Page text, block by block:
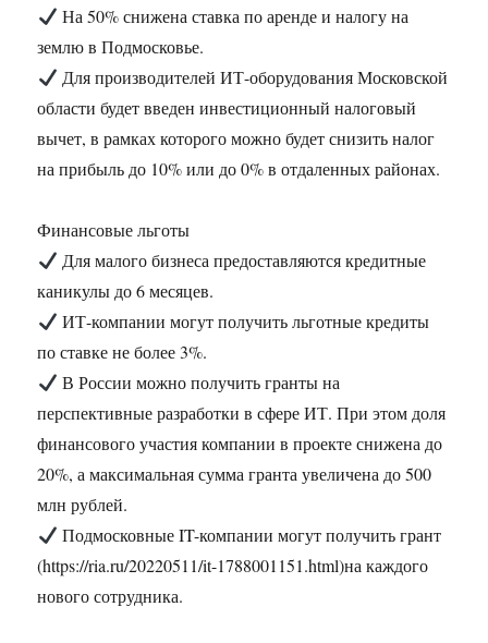
На 50% снижена ставка по аренде и налогу на
землю в Подмосковье.
Для производителей ИТ-оборудования Московской
области будет введен инвестиционный налоговый
вычет, в рамках которого можно будет снизить налог
на прибыль до 10% или до 0% в отдаленных районах.
Финансовые льготы
Для малого бизнеса предоставляются кредитные
каникулы до 6 месяцев.
ИТ-компании могут получить льготные кредиты
по ставке не более 3%.
В России можно получить гранты на
перспективные разработки в сфере ИТ. При этом доля
финансового участия компании в проекте снижена до
20%, а максимальная сумма гранта увеличена до 500
млн рублей.
Подмосковные IT-компании могут получить грант
(https://ria.ru/20220511/it-1788001151.html)на каждого
нового сотрудника.